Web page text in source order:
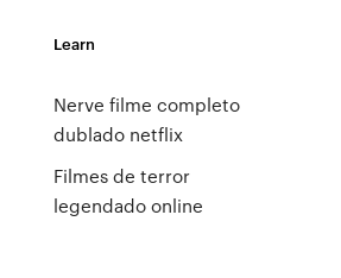
Learn
Nerve filme completo
dublado netflix
Filmes de terror
legendado online